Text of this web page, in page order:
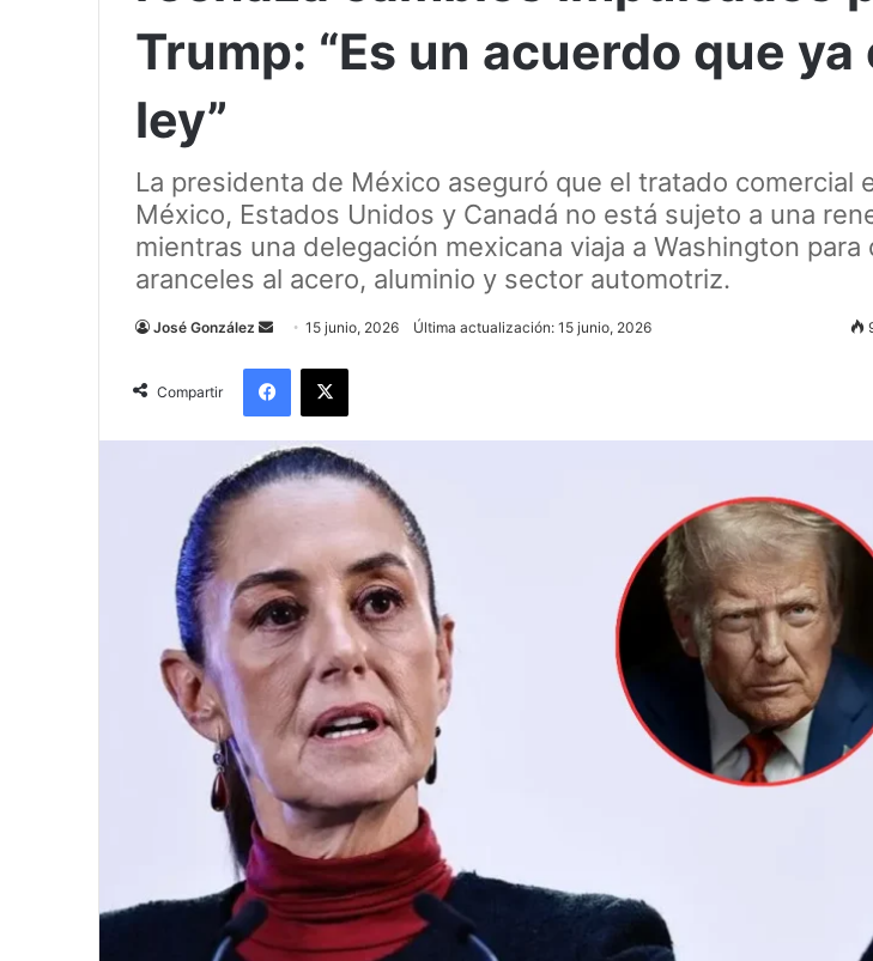
Trump: “Es un acuerdo que ya
ley”
La presidenta de México aseguró que el tratado comercial
México, Estados Unidos y Canadá no está sujeto a una
mientras una delegación mexicana viaja a Washington para
aranceles al acero, aluminio y sector automotriz.
José González
Send
email
15 junio, 2026 Última actualización: 15 junio, 2026
Compartir
Facebook
X